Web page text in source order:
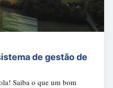
de gestão de
Saiba o que um bom